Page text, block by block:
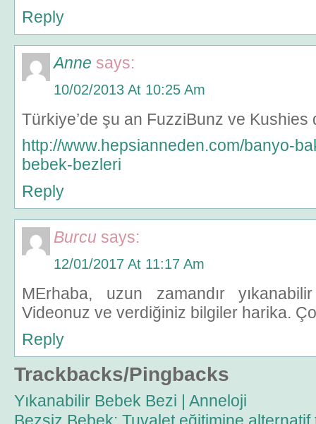
Reply
Anne says:
10/02/2013 At 10:25 Am
Türkiye’de şu an FuzziBunz ve
http://www.hepsianneden.com/banyo-
bebek-bezleri
Reply
Burcu says:
12/01/2017 At 11:17 Am
MErhaba, uzun zamandır
Videonuz ve verdiğiniz bilgiler harika.
Reply
Trackbacks/Pingbacks
Yıkanabilir Bebek Bezi | Anneloji